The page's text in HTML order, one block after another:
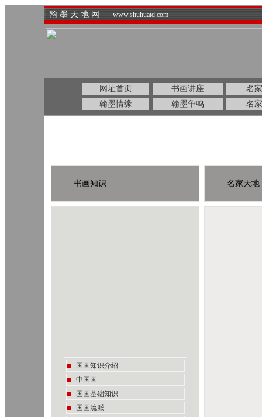
翰 墨 天 地 网 www.shuhuatd.com
网址首页 书画讲座
名
翰墨情缘
翰墨争鸣 名
书画知识 名家天地
国画知识介绍
中国画
国画基础知识
国画流派